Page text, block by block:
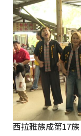
西拉雅族成第17